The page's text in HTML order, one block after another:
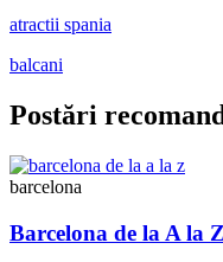
atractii spania
balcani
Postări
barcelona
Barcelona de la A la Z